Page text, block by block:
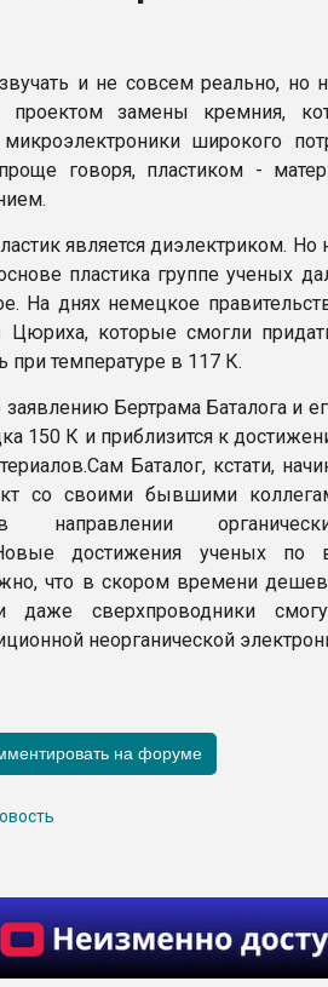
и не совсем реально, но
проектом замены кремния,
широкого
говоря, пластиком -
является диэлектриком.
пластика группе ученых
На днях немецкое
Цюриха, которые смогли
при температуре в 117 К.
заявлению Бертрама Баталога и
150 К и приблизится к
Баталог, кстати,
со своими бывшими
направлении
достижения ученых по
что в скором времени
даже сверхпроводники
неорганической